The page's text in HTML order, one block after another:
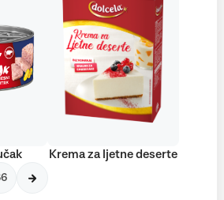
Krema za ljetne deserte